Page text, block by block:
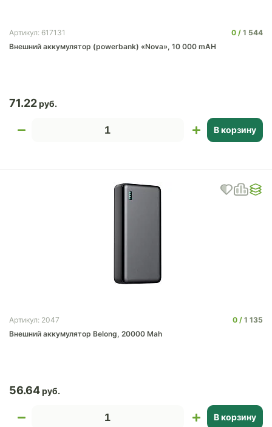
Артикул: 617131 0
1 544
Внешний аккумулятор (powerbank) «Nova», 10 000 mAH
71.22
В корзину
Артикул: 2047 0
1 135
Внешний аккумулятор Belong, 20000 Mah
56.64
В корзину